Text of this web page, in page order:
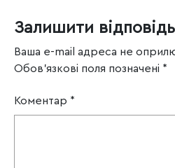
Залишити відповідь
Ваша e-mail адреса не
Обов’язкові поля позначені *
Коментар *